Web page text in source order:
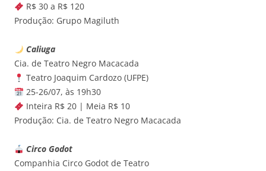
R$ 30 a R$ 120
Produção: Grupo Magiluth
Caliuga
Cia. de Teatro Negro Macacada
Teatro Joaquim Cardozo (UFPE)
25-26/07, às 19h30
Inteira R$ 20 | Meia R$ 10
Produção: Cia. de Teatro Negro Macacada
Circo Godot
Companhia Circo Godot de Teatro